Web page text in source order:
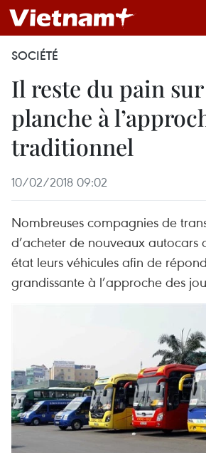
SOCIÉTÉ
Il reste du pain
planche à
traditionnel
10/02/2018 09:02
Nombreuses compagnies de
d’acheter de nouveaux autocars
état leurs véhicules afin de
grandissante à l’approche des